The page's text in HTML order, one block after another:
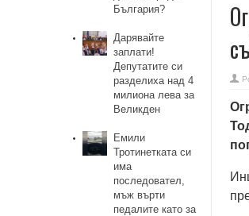
България?
Дарявайте
заплати!
Депутатите си
разделиха над 4
милиона лева за
Великден
Емили
Тротинетката си
има
последовател,
мъж върти
педалите като за